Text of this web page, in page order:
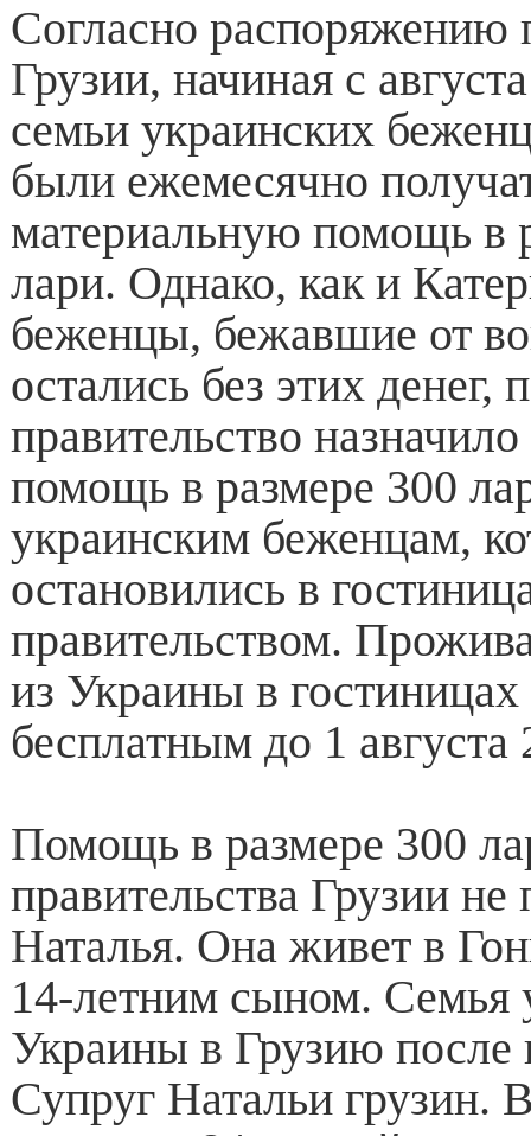
Согласно распоряжению
Грузии, начиная с
семьи украинских
были ежемесячно
материальную помощь в
лари. Однако, как и
беженцы, бежавшие от
остались без этих денег,
правительство
помощь в размере 300
украинским беженцам,
остановились в
правительством.
из Украины в
бесплатным до 1 августа
Помощь в размере 300
правительства Грузии не
Наталья. Она живет в
14-летним сыном. Семья
Украины в Грузию после
Супруг Натальи грузин.